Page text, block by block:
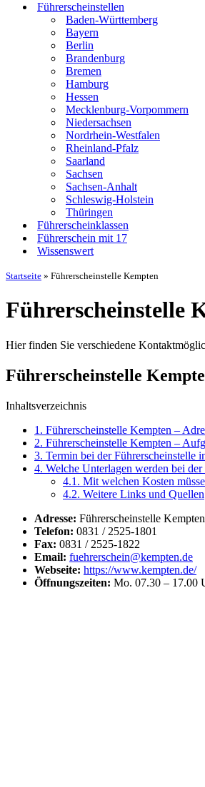
Führerscheinstellen
Baden-Württemberg
Bayern
Berlin
Brandenburg
Bremen
Hamburg
Hessen
Mecklenburg-Vorpommern
Niedersachsen
Nordrhein-Westfalen
Rheinland-Pfalz
Saarland
Sachsen
Sachsen-Anhalt
Schleswig-Holstein
Thüringen
Führerscheinklassen
Führerschein mit 17
Wissenswert
Startseite » Führerscheinstelle Kempten
Führerscheinstelle
Hier finden Sie verschiedene
Führerscheinstelle
Inhaltsverzeichnis
1. Führerscheinstelle Kempten –
2. Führerscheinstelle Kempten –
3. Termin bei der Führerscheinstelle
4. Welche Unterlagen werden bei
4.1. Mit welchen Kosten
4.2. Weitere Links und Quellen
Adresse: Führerscheinstelle
Telefon: 0831 / 2525-1801
Fax: 0831 / 2525-1822
Email: fuehrerschein@kempten.de
Webseite: https://www.kempten.de/
Öffnungszeiten: Mo. 07.30 – 17.00